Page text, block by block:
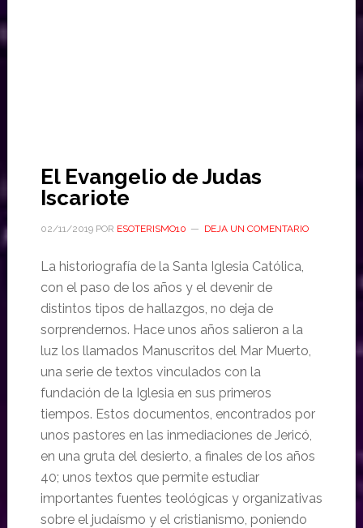
El Evangelio de Judas
Iscariote
02/11/2019POR ESOTERISMO10 DEJA UN COMENTARIO
La historiografía de la Santa Iglesia Católica,
con el paso de los años y el devenir de
distintos tipos de hallazgos, no deja de
sorprendernos. Hace unos años salieron a la
luz los llamados Manuscritos del Mar Muerto,
una serie de textos vinculados con la
fundación de la Iglesia en sus primeros
tiempos. Estos documentos, encontrados por
unos pastores en las inmediaciones de Jericó,
en una gruta del desierto, a finales de los años
40; unos textos que permite estudiar
importantes fuentes teológicas y organizativas
sobre el judaísmo y el cristianismo, poniendo